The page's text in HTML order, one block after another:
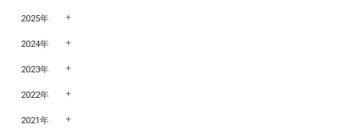
2025年
2024年
2023年
2022年
2021年